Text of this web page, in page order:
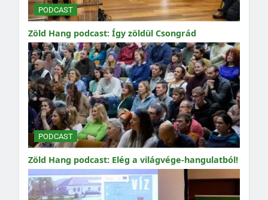
PODCAST
Zöld Hang podcast: Így zöldül Csongrád
PODCAST
Zöld Hang podcast: Elég a világvége-hangulatból!